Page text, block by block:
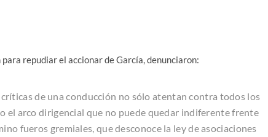
repudiar el accionar de García, denunciaron:
de una conducción no sólo atentan contra todos los
el arco dirigencial que no puede quedar indiferente frente
fueros gremiales, que desconoce la ley de asociaciones